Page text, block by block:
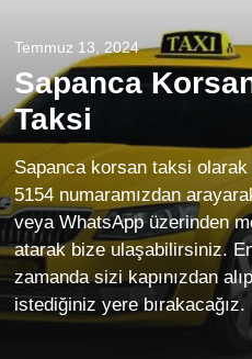
Temmuz 13, 2024
Sapanca
Taksi
Sapanca korsan taksi olarak
5154 numaramızdan
veya WhatsApp üzerinden
atarak bize ulaşabilirsiniz.
zamanda sizi kapınızdan alıp
istediğiniz yere bırakacağız.